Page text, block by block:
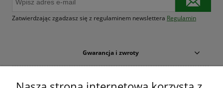
Zatwierdzając zgadzasz się z regulaminem newslettera Regulamin
Gwarancja i zwroty